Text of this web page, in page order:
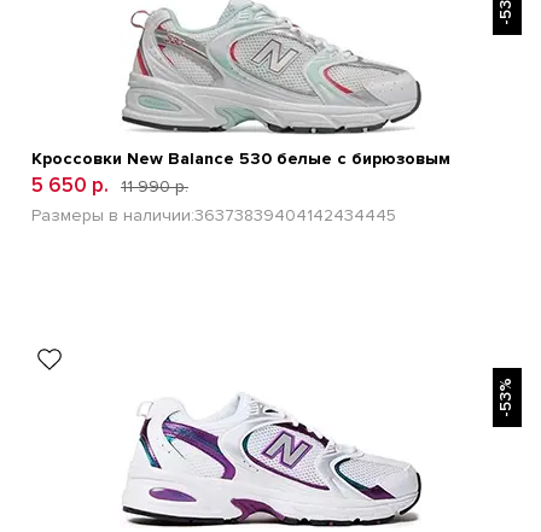
Кроссовки New Balance 530 белые с бирюзовым
5 650 р.
11 990 р.
Размеры в наличии:36373839404142434445
-53%